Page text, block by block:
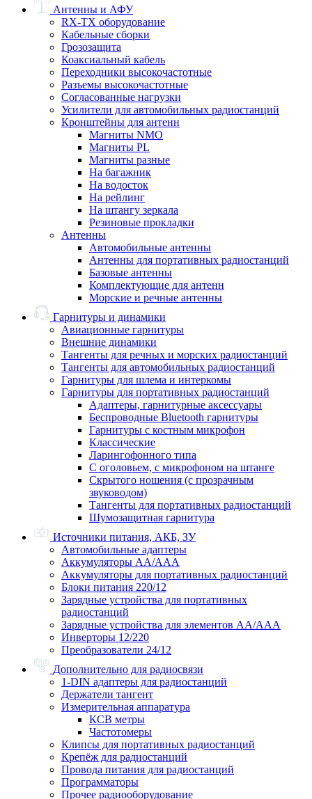
Антенны и АФУ
RX-TX оборудование
Кабельные сборки
Грозозащита
Коаксиальный кабель
Переходники высокочастотные
Разъемы высокочастотные
Согласованные нагрузки
Усилители для автомобильных радиостанций
Кронштейны для антенн
Магниты NMO
Магниты PL
Магниты разные
На багажник
На водосток
На рейлинг
На штангу зеркала
Резиновые прокладки
Антенны
Автомобильные антенны
Антенны для портативных радиостанций
Базовые антенны
Комплектующие для антенн
Морские и речные антенны
Гарнитуры и динамики
Авиационные гарнитуры
Внешние динамики
Тангенты для речных и морских радиостанций
Тангенты для автомобильных радиостанций
Гарнитуры для шлема и интеркомы
Гарнитуры для портативных радиостанций
Адаптеры, гарнитурные аксессуары
Беспроводные Bluetooth гарнитуры
Гарнитуры с костным микрофон
Классические
Ларингофонного типа
С оголовьем, с микрофоном на штанге
Скрытого ношения (с прозрачным
звуководом)
Тангенты для портативных радиостанций
Шумозащитная гарнитура
Источники питания, АКБ, ЗУ
Автомобильные адаптеры
Аккумуляторы АА/ААА
Аккумуляторы для портативных радиостанций
Блоки питания 220/12
Зарядные устройства для портативных
радиостанций
Зарядные устройства для элементов АА/ААА
Инверторы 12/220
Преобразователи 24/12
Дополнительно для радиосвязи
1-DIN адаптеры для радиостанций
Держатели тангент
Измерительная аппаратура
КСВ метры
Частотомеры
Клипсы для портативных радиостанций
Крепёж для радиостанций
Провода питания для радиостанций
Программаторы
Прочее радиооборудование